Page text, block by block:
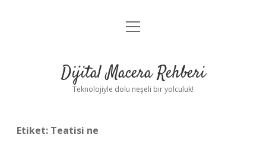
Anasayfa
Yasal Uyarı
menüyü
Dijital Macera Rehberi
Teknolojiyle dolu neşeli bir yolculuk!
Etiket: Teatisi ne